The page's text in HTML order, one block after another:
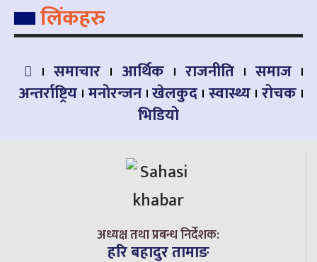
लिंकहरु
समाचार आर्थिक राजनीति
समाज
अन्तर्राष्ट्रिय मनोरन्जन खेलकुद स्वास्थ्य रोचक
भिडियो
अध्यक्ष तथा प्रबन्ध निर्देशक:
हरि बहादुर तामाङ